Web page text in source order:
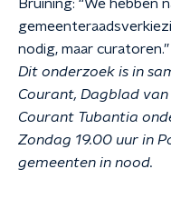
Bruining: “We hebben
nodig, maar curatoren.”
Dit onderzoek is in
Courant, Dagblad
Courant Tubantia
Zondag 19.00 uur in
gemeenten in nood.